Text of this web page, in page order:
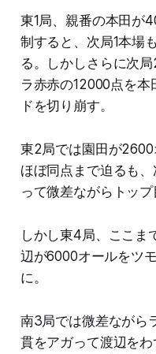
東1局、親番の本田が
制すると、次局1本場
る。しかしさらに次
ラ赤赤の12000点を
ドを切り崩す。
東2局では園田が
ほぼ同点まで迫るも
って微差ながらトップ
しかし東4局、ここま
辺が6000オールをツ
に。
南3局では微差ながら
貫をアガって渡辺を